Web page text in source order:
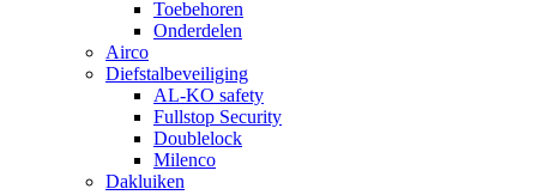
Toebehoren
Onderdelen
Airco
Diefstalbeveiliging
AL-KO safety
Fullstop Security
Doublelock
Milenco
Dakluiken